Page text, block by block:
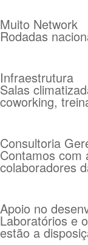
Muito Network
Rodadas
Infraestrutura
Salas
coworking,
Consultoria
Contamos com
colaboradores
Apoio no
Laboratórios e
estão a